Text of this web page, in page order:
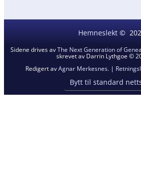
Hemneslekt©
Sidene drives avThe Next Generation of
skrevet av Darrin Lythgoe ©
Redigert avAgnar Merkesnes. |
Bytt til standard